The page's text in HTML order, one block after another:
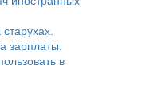
зарплаты.
в